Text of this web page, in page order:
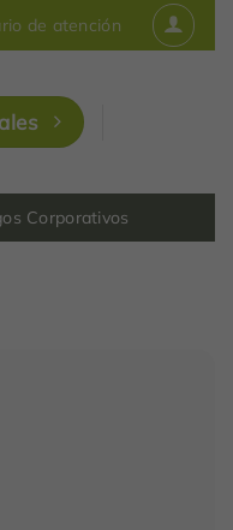
en Colombia
de atención
Corporativos